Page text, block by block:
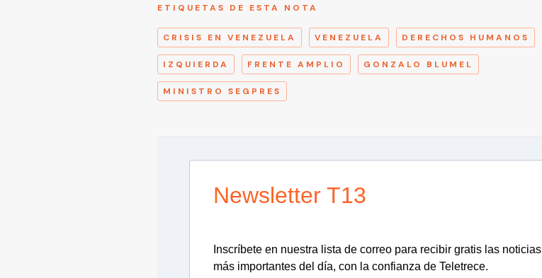
ETIQUETAS DE ESTA NOTA
CRISIS EN VENEZUELA VENEZUELA DERECHOS HUMANOS
IZQUIERDA FRENTE AMPLIO GONZALO BLUMEL
MINISTRO SEGPRES
Newsletter T13
Inscríbete en nuestra lista de correo para recibir gratis las noticias
más importantes del día, con la confianza de Teletrece.